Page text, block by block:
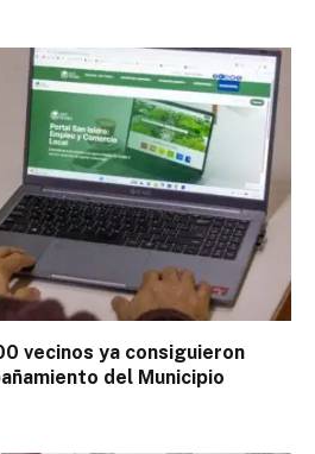
vecinos ya consiguieron
del Municipio